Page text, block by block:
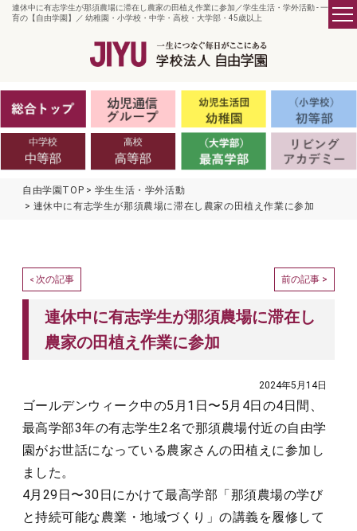
連休中に有志学生が那須農場に滞在し農家の田植え作業に参加／学生生活・学外活動 - 一貫教
育の【自由学園】／ 幼稚園・小学校・中学・高校・大学部・45歳以上
自由学園TOP
学生生活・学外活動
連休中に有志学生が那須農場に滞在し農家の田植え作業に参加
< 次の記事 前の記事 >
連休中に有志学生が那須農場に滞在し
農家の田植え作業に参加
2024年5月14日
ゴールデンウィーク中の5月1日〜5月4日の4日間、
最高学部3年の有志学生2名で那須農場付近の自由学
園がお世話になっている農家さんの田植えに参加し
ました。
4月29日〜30日にかけて最高学部「那須農場の学び
と持続可能な農業・地域づくり」の講義を履修して